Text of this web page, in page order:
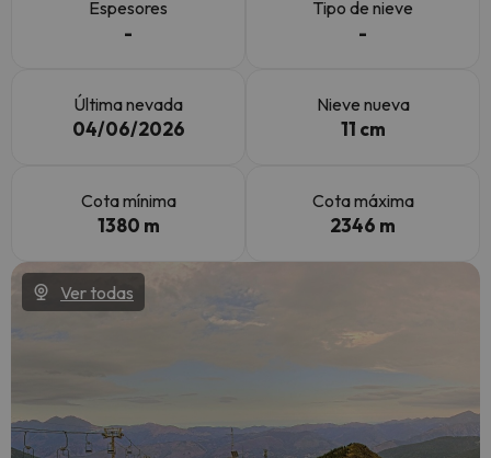
Espesores
-
Tipo de nieve
-
Última nevada
04/06/2026
Nieve nueva
11 cm
Cota mínima
1380 m
Cota máxima
2346 m
Ver todas